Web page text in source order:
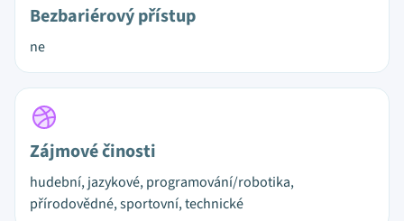
Bezbariérový přístup
ne
Zájmové činosti
hudební, jazykové, programování/robotika,
přírodovědné, sportovní, technické